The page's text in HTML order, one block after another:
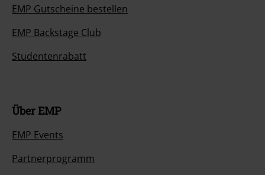
EMP Gutscheine bestellen
EMP Backstage Club
Studentenrabatt
Über EMP
EMP Events
Partnerprogramm